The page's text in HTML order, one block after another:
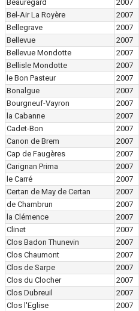
Beauregard 2007
Bel-Air La Royère
2007
Bellegrave
2007
Bellevue
2007
Bellevue Mondotte
2007
Bellisle Mondotte
2007
le Bon Pasteur
2007
Bonalgue
2007
Bourgneuf-Vayron
2007
la Cabanne
2007
Cadet-Bon
2007
Canon de Brem
2007
Cap de Faugères
2007
Carignan Prima
2007
le Carré
2007
Certan de May de Certan
2007
de Chambrun
2007
la Clémence
2007
Clinet
2007
Clos Badon Thunevin
2007
Clos Chaumont
2007
Clos de Sarpe
2007
Clos du Clocher
2007
Clos Dubreuil
2007
Clos l'Eglise
2007